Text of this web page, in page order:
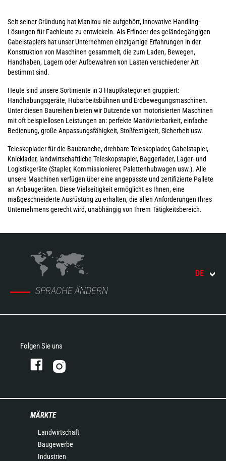
Seit seiner Gründung hat Manitou nie aufgehört, innovative Handling-
Lösungen für Fachleute zu entwickeln. Als Erfinder des geländegängigen
Gabelstaplers hat unser Unternehmen einzigartige Erfahrungen in der
Konstruktion von Maschinen gesammelt, die zum Laden, Bewegen,
Handhaben, Lagern oder Aufbewahren von Lasten verschiedener Art
bestimmt sind.
Heute sind unsere Sortimente in 3 Hauptkategorien gruppiert:
Handhabungsgeräte, Hubarbeitsbühnen und Erdbewegungsmaschinen.
Unter diesen Baureihen bieten wir Dutzende von motorisierten Maschinen
mit oft beispiellosen Leistungen an: perfekte Manövrierbarkeit, einfache
Bedienung, große Anpassungsfähigkeit, Stoßfestigkeit, Sicherheit usw.
Teleskoplader für die Baubranche, drehbare Teleskoplader, Gabelstapler,
Knicklader, landwirtschaftliche Teleskopstapler, Baggerlader, Lager- und
Logistikgeräte (Stapler, Kommissionierer, Palettenhubwagen usw.). Alle
unsere Maschinen verfügen über eine angepasste und zertifizierte Pallete
an Anbaugeräten. Diese Vielseitigkeit ermöglicht es Ihnen, eine
maßgeschneiderte Ausrüstung zu erhalten, die allen Anforderungen Ihres
Unternehmens gerecht wird, unabhängig von Ihrem Tätigkeitsbereich.
SPRACHE ÄNDERN
DE
Folgen Sie uns
MÄRKTE
Landwirtschaft
Baugewerbe
Industrien